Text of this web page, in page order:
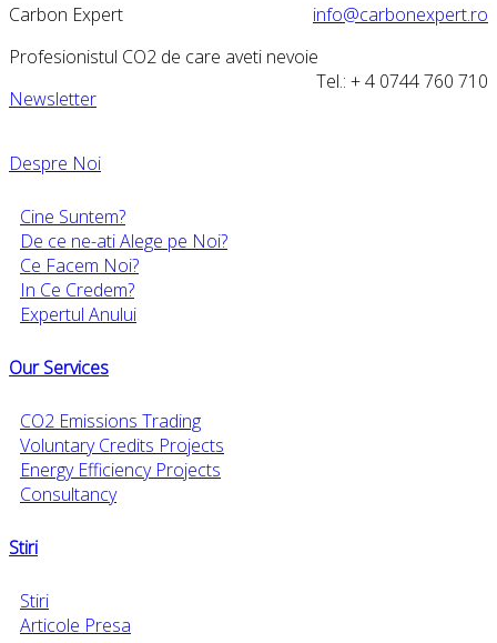
Carbon Expert
info@carbonexpert.ro
Profesionistul CO2 de care aveti nevoie
Tel.: + 4 0744 760 710
Newsletter
Despre Noi
Cine Suntem?
De ce ne-ati Alege pe Noi?
Ce Facem Noi?
In Ce Credem?
Expertul Anului
Our Services
CO2 Emissions Trading
Voluntary Credits Projects
Energy Efficiency Projects
Consultancy
Stiri
Stiri
Articole Presa